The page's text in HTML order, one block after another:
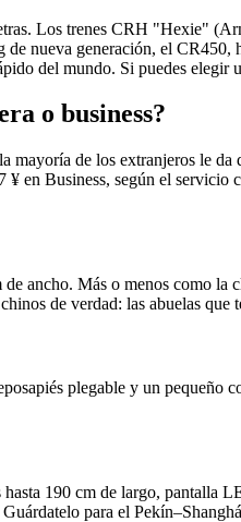
Los trenes CRH "Hexie"
nueva generación, el CR450,
del mundo. Si puedes
o business?
mayoría de los extranjeros le
en Business, según el
ancho. Más o menos como la
de verdad: las abuelas
plegable y un
190 cm de largo,
para el